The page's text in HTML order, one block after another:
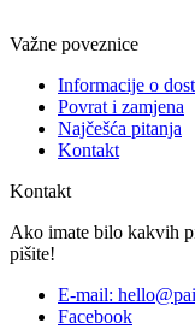
Važne poveznice
Informacije o
Povrat i zamjena
Najčešća pitanja
Kontakt
Kontakt
Ako imate bilo kakvih
pišite!
E-mail:
Facebook